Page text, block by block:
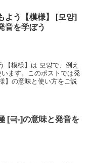
よう【模様】 [모양]
音を学ぼう
【模様】は 모양で、例え
ます。このポストでは発
】の意味と使い方をご説
[극-]の意味と発音を